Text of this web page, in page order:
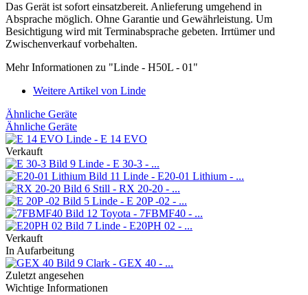
Das Gerät ist sofort einsatzbereit. Anlieferung umgehend in
Absprache möglich. Ohne Garantie und Gewährleistung. Um
Besichtigung wird mit Terminabsprache gebeten. Irrtümer und
Zwischenverkauf vorbehalten.
Mehr Informationen zu "Linde - H50L - 01"
Weitere Artikel von Linde
Ähnliche Geräte
Ähnliche Geräte
Linde - E 14 EVO
Verkauft
Linde - E 30-3 - ...
Linde - E20-01 Lithium - ...
Still - RX 20-20 - ...
Linde - E 20P -02 - ...
Toyota - 7FBMF40 - ...
Linde - E20PH 02 - ...
Verkauft
In Aufarbeitung
Clark - GEX 40 - ...
Zuletzt angesehen
Wichtige Informationen